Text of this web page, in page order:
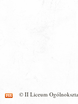
© II Liceum